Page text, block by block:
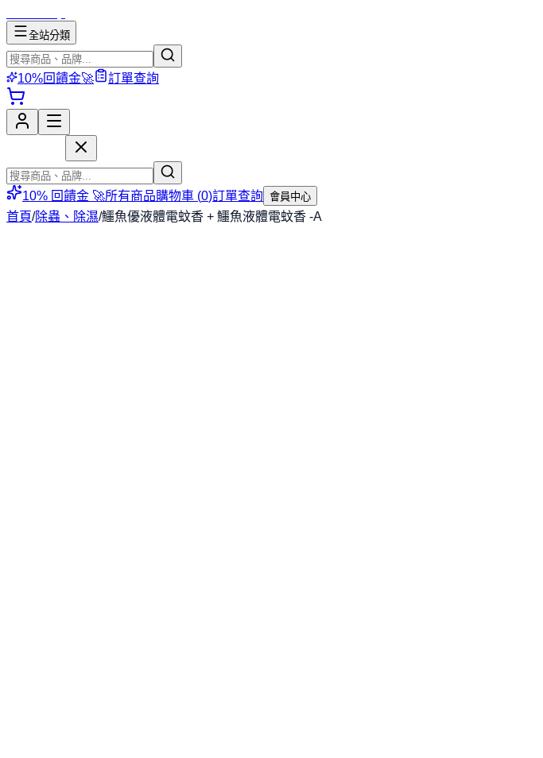
全站分類
10%回饋金🚀 訂單查詢
10% 回饋金 🚀所有商品購物車 (0)訂單查詢 會員中心
首頁/除蟲、除濕/鱷魚優液體電蚊香 + 鱷魚液體電蚊香 -A